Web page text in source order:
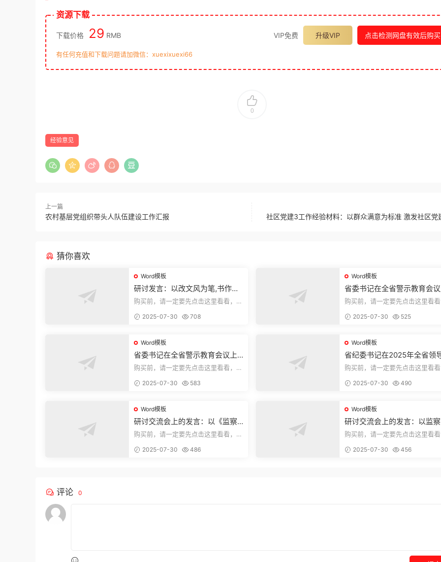
资源下载
下载价格 29 RMB VIP免费 升级VIP 点击检测网盘有效后购买
有任何充值和下载问题请加微信：xuexixuexi66
0
经验意见
上一篇
农村基层党组织带头人队伍建设工作汇报 社区党建3工作经验材料：以群众满意为标准 激发社区党
猜你喜欢
Word模板
研讨发言：以改文风为笔,书作风
建设“必修课”
购买前，请一定要先点击这里看看，欢
束，本文...
2025-07-30 708
Word模板
省委书记在全省警示教育会
的讲话.1
购买前，请一定要先点击这里看
束，本文...
2025-07-30 525
Word模板
省委书记在全省警示教育会议上
的讲话
购买前，请一定要先点击这里看看，欢
束，本文...
2025-07-30 583
Word模板
省纪委书记在2025年全省领
部警示教育会上的讲话.1
购买前，请一定要先点击这里看
束，本文...
2025-07-30 490
Word模板
研讨交流会上的发言：以《监察
法实施条例》为纲,推动巡察工作
购买前，请一定要先点击这里看看，欢
束，本文...
2025-07-30 486
Word模板
研讨交流会上的发言：以监
实施条例为纲推动巡察工作
购买前，请一定要先点击这里看
束，本文...
2025-07-30 456
评论 0